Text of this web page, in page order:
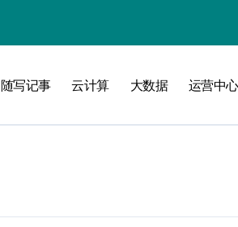
随写记事 云计算 大数据 运营中心